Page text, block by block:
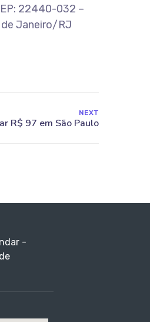
22440-032 –
Janeiro/RJ
NEXT
-